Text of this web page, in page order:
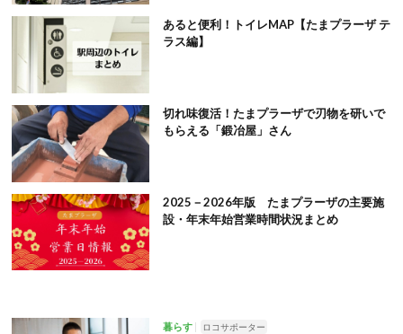
あると便利！トイレMAP【たまプラーザ テ
ラス編】
切れ味復活！たまプラーザで刃物を研いで
もらえる「鍛冶屋」さん
2025－2026年版 たまプラーザの主要施
設・年末年始営業時間状況まとめ
暮らす ロコサポーター